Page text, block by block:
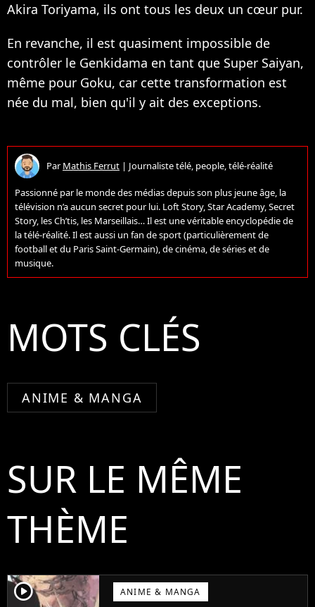
Akira Toriyama, ils ont tous les deux un cœur pur.
En revanche, il est quasiment impossible de
contrôler le Genkidama en tant que Super Saiyan,
même pour Goku, car cette transformation est
née du mal, bien qu'il y ait des exceptions.
ParMathis Ferrut | Journaliste télé, people, télé-réalité
Passionné par le monde des médias depuis son plus jeune âge, la
télévision n’a aucun secret pour lui. Loft Story, Star Academy, Secret
Story, les Ch’tis, les Marseillais… Il est une véritable encyclopédie de
la télé-réalité. Il est aussi un fan de sport (particulièrement de
football et du Paris Saint-Germain), de cinéma, de séries et de
musique.
MOTS CLÉS
ANIME & MANGA
SUR LE MÊME
THÈME
player2 ANIME & MANGA